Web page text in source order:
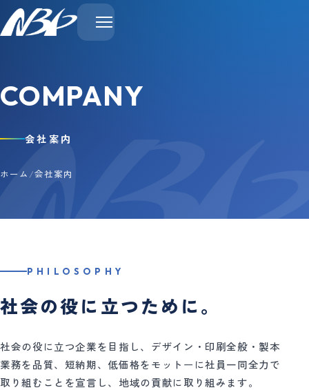
COMPANY
会社案内
ホーム /会社案内
PHILOSOPHY
社会の役に立つために。
社会の役に立つ企業を目指し、デザイン・印刷全般・製本
業務を品質、短納期、低価格をモットーに社員一同全力で
取り組むことを宣言し、地域の貢献に取り組みます。